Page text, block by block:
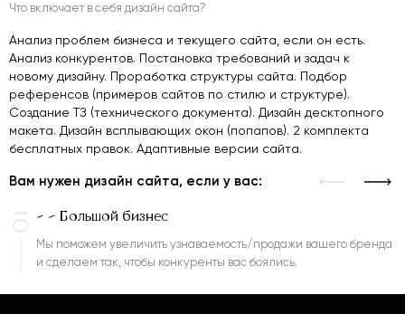
Что включает в себя дизайн сайта?
Анализ проблем бизнеса и текущего сайта, если он есть.
Анализ конкурентов. Постановка требований и задач к
новому дизайну. Проработка структуры сайта. Подбор
референсов (примеров сайтов по стилю и структуре).
Создание ТЗ (технического документа). Дизайн десктопного
макета. Дизайн всплывающих окон (попапов). 2 комплекта
бесплатных правок. Адаптивные версии сайта.
Вам нужен дизайн сайта, если у вас:
- - Большой бизнес
Мы поможем увеличить узнаваемость/продажи вашего бренда
и сделаем так, чтобы конкуренты вас боялись.